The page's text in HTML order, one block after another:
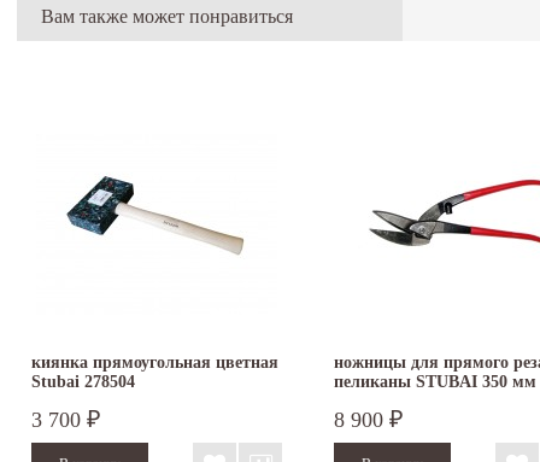
Вам также может понравиться
киянка прямоугольная цветная
Stubai 278504
3 700 ₽
ножницы для прямого
пеликаны STUBAI 350 мм
8 900 ₽